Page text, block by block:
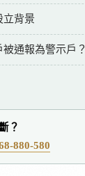
立背景
通報為警示戶？
？
880-580